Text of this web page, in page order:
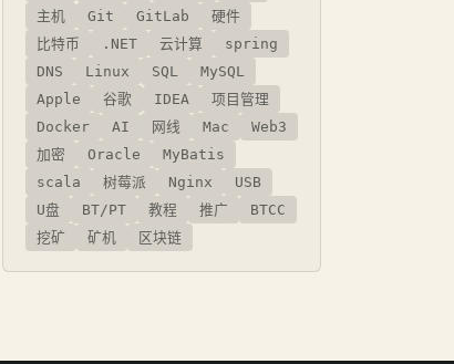
主机
Git GitLab
硬件
比特币
.NET 云计算
spring
DNS
Linux SQL
MySQL
Apple
谷歌 IDEA
项目管理
Docker
AI 网线 Mac
Web3
加密
Oracle
MyBatis
scala
树莓派 Nginx
USB
U盘
BT/PT 教程 推广
BTCC
挖矿
矿机 区块链